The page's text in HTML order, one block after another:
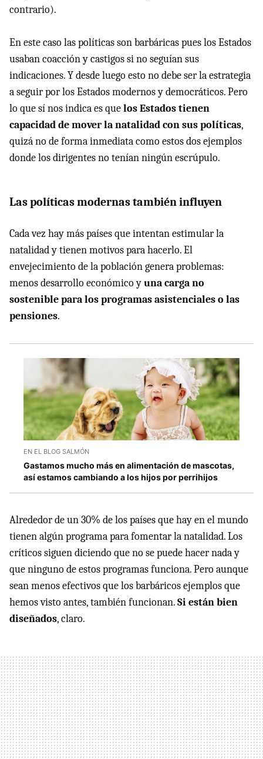
contrario).
En este caso las políticas son barbáricas pues los Estados
usaban coacción y castigos si no seguían sus
indicaciones. Y desde luego esto no debe ser la estrategia
a seguir por los Estados modernos y democráticos. Pero
lo que sí nos indica es quelos Estados tienen
capacidad de mover la natalidad con sus políticas,
quizá no de forma inmediata como estos dos ejemplos
donde los dirigentes no tenían ningún escrúpulo.
Las políticas modernas también influyen
Cada vez hay más países que intentan estimular la
natalidad y tienen motivos para hacerlo. El
envejecimiento de la población genera problemas:
menos desarrollo económico yuna carga no
sostenible para los programas asistenciales o las
pensiones.
EN EL BLOG SALMÓN
Gastamos mucho más en alimentación de mascotas,
así estamos cambiando a los hijos por perrihijos
Alrededor de un 30% de los países que hay en el mundo
tienen algún programa para fomentar la natalidad. Los
críticos siguen diciendo que no se puede hacer nada y
que ninguno de estos programas funciona. Pero aunque
sean menos efectivos que los barbáricos ejemplos que
hemos visto antes, también funcionan.Si están bien
diseñados, claro.